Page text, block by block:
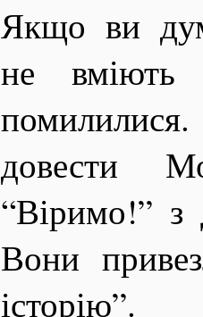
Якщо ви
не вміють
довести
“Віримо!” з
Вони